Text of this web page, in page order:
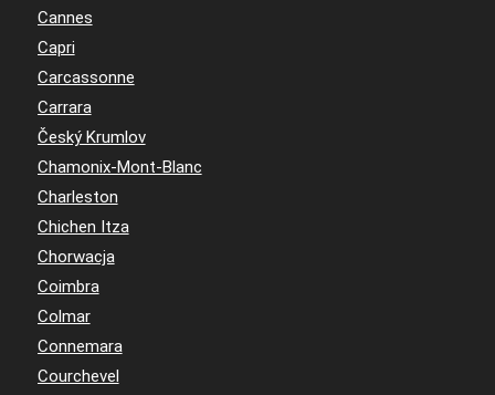
Cannes
Capri
Carcassonne
Carrara
Český Krumlov
Chamonix-Mont-Blanc
Charleston
Chichen Itza
Chorwacja
Coimbra
Colmar
Connemara
Courchevel